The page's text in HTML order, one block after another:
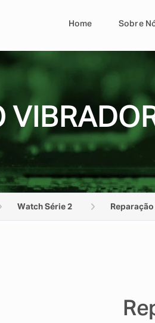
Home Sobre
Watch Série 2